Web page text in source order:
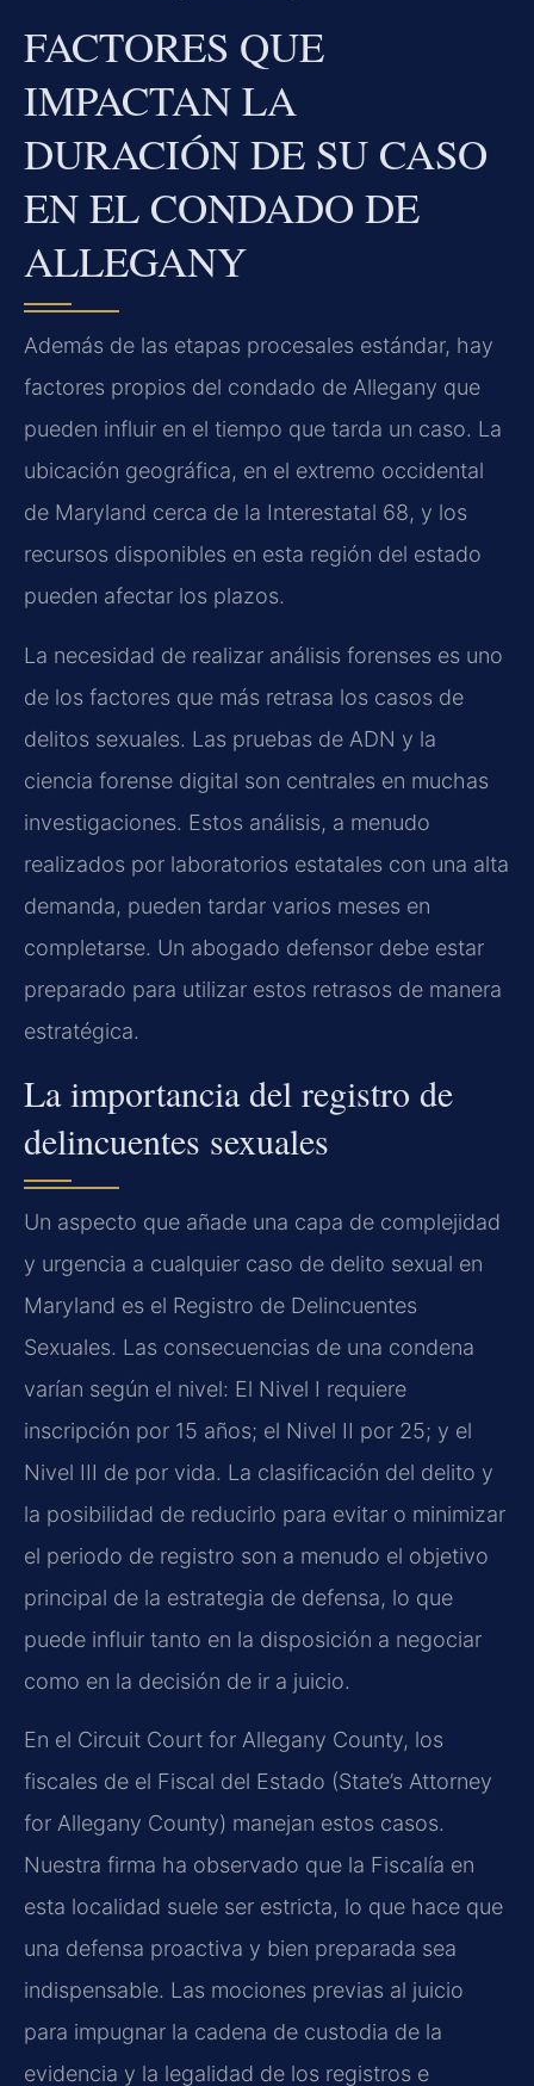
FACTORES QUE
IMPACTAN LA
DURACIÓN DE SU CASO
EN EL CONDADO DE
ALLEGANY
Además de las etapas procesales estándar, hay
factores propios del condado de Allegany que
pueden influir en el tiempo que tarda un caso. La
ubicación geográfica, en el extremo occidental
de Maryland cerca de la Interestatal 68, y los
recursos disponibles en esta región del estado
pueden afectar los plazos.
La necesidad de realizar análisis forenses es uno
de los factores que más retrasa los casos de
delitos sexuales. Las pruebas de ADN y la
ciencia forense digital son centrales en muchas
investigaciones. Estos análisis, a menudo
realizados por laboratorios estatales con una alta
demanda, pueden tardar varios meses en
completarse. Un abogado defensor debe estar
preparado para utilizar estos retrasos de manera
estratégica.
La importancia del registro de
delincuentes sexuales
Un aspecto que añade una capa de complejidad
y urgencia a cualquier caso de delito sexual en
Maryland es el Registro de Delincuentes
Sexuales. Las consecuencias de una condena
varían según el nivel: El Nivel I requiere
inscripción por 15 años; el Nivel II por 25; y el
Nivel III de por vida. La clasificación del delito y
la posibilidad de reducirlo para evitar o minimizar
el periodo de registro son a menudo el objetivo
principal de la estrategia de defensa, lo que
puede influir tanto en la disposición a negociar
como en la decisión de ir a juicio.
En el Circuit Court for Allegany County, los
fiscales de el Fiscal del Estado (State’s Attorney
for Allegany County) manejan estos casos.
Nuestra firma ha observado que la Fiscalía en
esta localidad suele ser estricta, lo que hace que
una defensa proactiva y bien preparada sea
indispensable. Las mociones previas al juicio
para impugnar la cadena de custodia de la
evidencia y la legalidad de los registros e